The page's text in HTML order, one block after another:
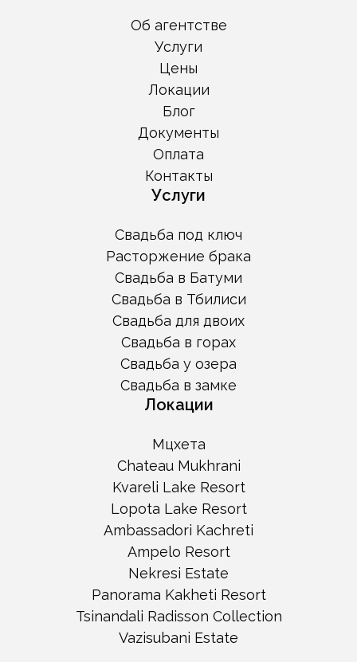
Об агентстве
Услуги
Цены
Локации
Блог
Документы
Оплата
Контакты
Услуги
Свадьба под ключ
Расторжение брака
Свадьба в Батуми
Свадьба в Тбилиси
Свадьба для двоих
Свадьба в горах
Свадьба у озера
Свадьба в замке
Локации
Мцхета
Chateau Mukhrani
Kvareli Lake Resort
Lopota Lake Resort
Ambassadori Kachreti
Ampelo Resort
Nekresi Estate
Panorama Kakheti Resort
Tsinandali Radisson Collection
Vazisubani Estate